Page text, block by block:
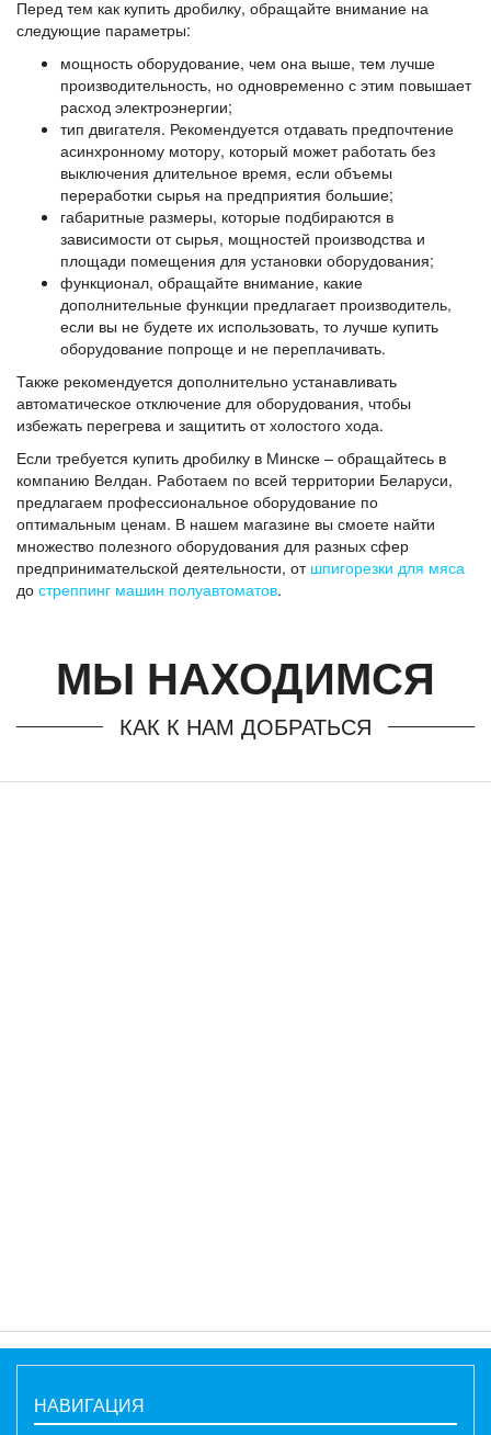
Перед тем как купить дробилку, обращайте внимание на
следующие параметры:
мощность оборудование, чем она выше, тем лучше
производительность, но одновременно с этим повышает
расход электроэнергии;
тип двигателя. Рекомендуется отдавать предпочтение
асинхронному мотору, который может работать без
выключения длительное время, если объемы
переработки сырья на предприятия большие;
габаритные размеры, которые подбираются в
зависимости от сырья, мощностей производства и
площади помещения для установки оборудования;
функционал, обращайте внимание, какие
дополнительные функции предлагает производитель,
если вы не будете их использовать, то лучше купить
оборудование попроще и не переплачивать.
Также рекомендуется дополнительно устанавливать
автоматическое отключение для оборудования, чтобы
избежать перегрева и защитить от холостого хода.
Если требуется купить дробилку в Минске – обращайтесь в
компанию Велдан. Работаем по всей территории Беларуси,
предлагаем профессиональное оборудование по
оптимальным ценам. В нашем магазине вы смоете найти
множество полезного оборудования для разных сфер
предпринимательской деятельности, от шпигорезки для мяса
до стреппинг машин полуавтоматов.
МЫ НАХОДИМСЯ
КАК К НАМ ДОБРАТЬСЯ
НАВИГАЦИЯ